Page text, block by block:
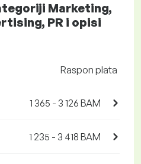
Marketing,
PR i opisi
Raspon plata
1 365 - 3 126 BAM
1 235 - 3 418 BAM